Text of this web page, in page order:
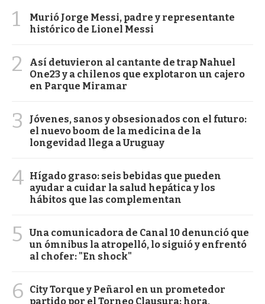
1
Murió Jorge Messi, padre y representante
histórico de Lionel Messi
2
Así detuvieron al cantante de trap Nahuel
One23 y a chilenos que explotaron un cajero
en Parque Miramar
3
Jóvenes, sanos y obsesionados con el futuro:
el nuevo boom de la medicina de la
longevidad llega a Uruguay
4 Hígado graso: seis bebidas que pueden
ayudar a cuidar la salud hepática y los
hábitos que las complementan
5
Una comunicadora de Canal 10 denunció que
un ómnibus la atropelló, lo siguió y enfrentó
al chofer: "En shock"
6
City Torque y Peñarol en un prometedor
partido por el Torneo Clausura: hora,